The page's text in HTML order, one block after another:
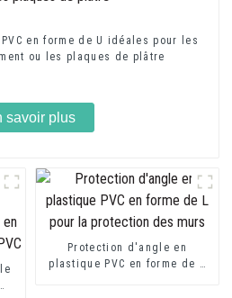
PVC en forme de U idéales pour les
ou les plaques de plâtre
savoir plus
Protection d'angle en
plastique PVC en forme de L